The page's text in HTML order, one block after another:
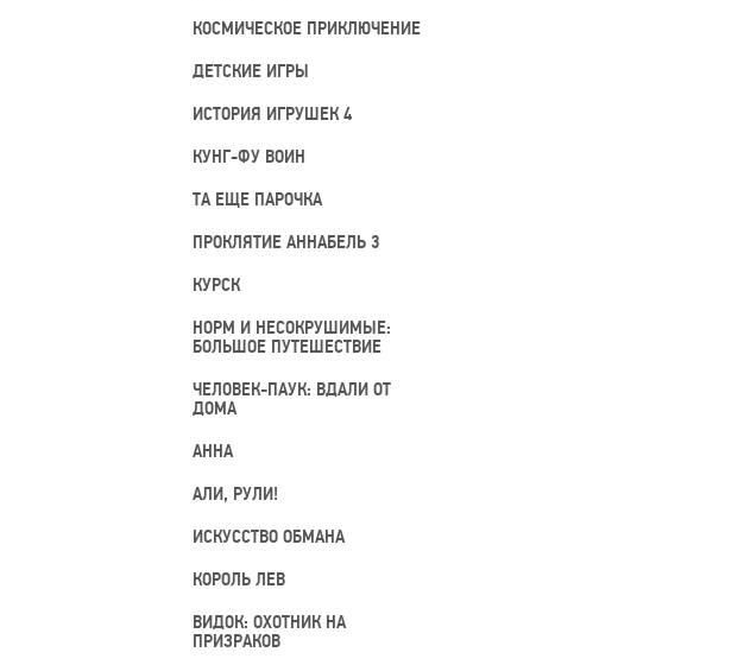
КОСМИЧЕСКОЕ ПРИКЛЮЧЕНИЕ
ДЕТСКИЕ ИГРЫ
ИСТОРИЯ ИГРУШЕК 4
КУНГ-ФУ ВОИН
ТА ЕЩЕ ПАРОЧКА
ПРОКЛЯТИЕ АННАБЕЛЬ 3
КУРСК
НОРМ И НЕСОКРУШИМЫЕ:
БОЛЬШОЕ ПУТЕШЕСТВИЕ
ЧЕЛОВЕК-ПАУК: ВДАЛИ ОТ
ДОМА
АННА
АЛИ, РУЛИ!
ИСКУССТВО ОБМАНА
КОРОЛЬ ЛЕВ
ВИДОК: ОХОТНИК НА
ПРИЗРАКОВ